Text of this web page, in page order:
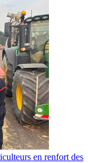
en renfort des